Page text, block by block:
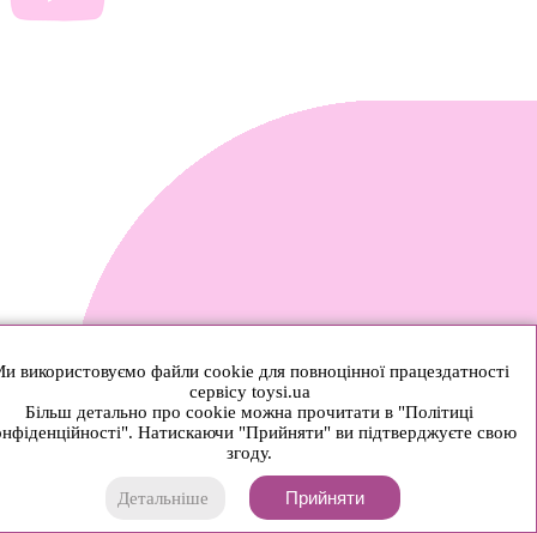
використовуємо файли cookie для повноцінної працездатності
сервісу toysi.ua
Більш детально про cookie можна прочитати в "Політиці
Натискаючи "Прийняти" ви підтверджуєте свою
згоду.
Детальніше Прийняти